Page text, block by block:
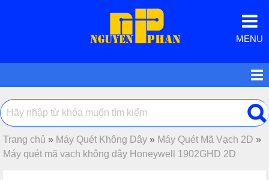
MENU
Trang chủ » Máy Quét Không Dây » Máy Quét Mã Vạch 2D »
Máy quét mã vạch không dây Honeywell 1902GHD 2D